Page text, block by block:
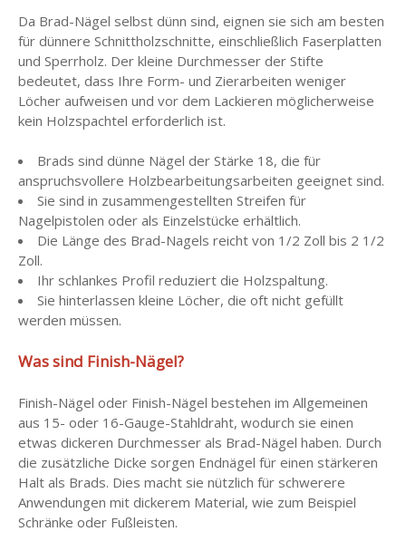
Da Brad-Nägel selbst dünn sind, eignen sie sich am besten
für dünnere Schnittholzschnitte, einschließlich Faserplatten
und Sperrholz. Der kleine Durchmesser der Stifte
bedeutet, dass Ihre Form- und Zierarbeiten weniger
Löcher aufweisen und vor dem Lackieren möglicherweise
kein Holzspachtel erforderlich ist.
Brads sind dünne Nägel der Stärke 18, die für
anspruchsvollere Holzbearbeitungsarbeiten geeignet sind.
Sie sind in zusammengestellten Streifen für
Nagelpistolen oder als Einzelstücke erhältlich.
Die Länge des Brad-Nagels reicht von 1/2 Zoll bis 2 1/2
Zoll.
Ihr schlankes Profil reduziert die Holzspaltung.
Sie hinterlassen kleine Löcher, die oft nicht gefüllt
werden müssen.
Was sind Finish-Nägel?
Finish-Nägel oder Finish-Nägel bestehen im Allgemeinen
aus 15- oder 16-Gauge-Stahldraht, wodurch sie einen
etwas dickeren Durchmesser als Brad-Nägel haben. Durch
die zusätzliche Dicke sorgen Endnägel für einen stärkeren
Halt als Brads. Dies macht sie nützlich für schwerere
Anwendungen mit dickerem Material, wie zum Beispiel
Schränke oder Fußleisten.